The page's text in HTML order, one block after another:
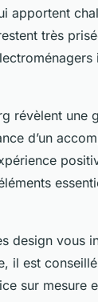
apportent
très
révèlent une
d’un
design vous
il est
sur mesure